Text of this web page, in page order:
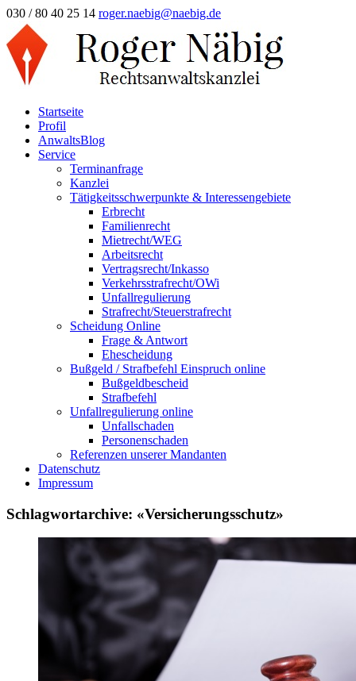
030 / 80 40 25 14 roger.naebig@naebig.de
Startseite
Profil
AnwaltsBlog
Service
Terminanfrage
Kanzlei
Tätigkeitsschwerpunkte & Interessengebiete
Erbrecht
Familienrecht
Mietrecht/WEG
Arbeitsrecht
Vertragsrecht/Inkasso
Verkehrsstrafrecht/OWi
Unfallregulierung
Strafrecht/Steuerstrafrecht
Scheidung Online
Frage & Antwort
Ehescheidung
Bußgeld / Strafbefehl Einspruch online
Bußgeldbescheid
Strafbefehl
Unfallregulierung online
Unfallschaden
Personenschaden
Referenzen unserer Mandanten
Datenschutz
Impressum
Schlagwortarchive: «Versicherungsschutz»